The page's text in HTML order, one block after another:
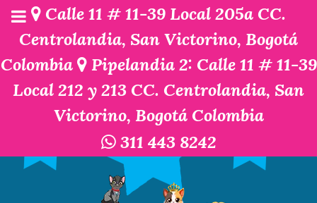
Calle 11 # 11-39 Local 205a CC.
Centrolandia, San Victorino, Bogotá
Colombia
Pipelandia 2: Calle 11 # 11-39
Local 212 y 213 CC. Centrolandia, San
Victorino, Bogotá Colombia
311 443 8242